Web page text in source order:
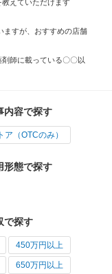
教えていただけます
ますが、おすすめの店舗
師に載っている〇〇以
内容で探す
ア（OTCのみ）
形態で探す
で探す
450万円以上
650万円以上